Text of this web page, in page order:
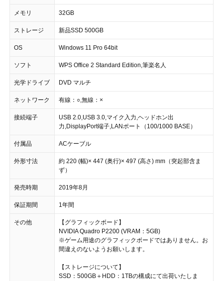
メモリ 32GB
ストレージ 新品SSD 500GB
OS Windows 11 Pro 64bit
ソフト WPS Office 2 Standard Edition,筆楽名人
光学ドライブ DVD マルチ
ネットワーク 有線：○,無線：×
接続端子
USB 2.0,USB 3.0,マイク入力,ヘッドホン出
力,DisplayPort端子,LANポート（100/1000 BASE）
付属品 ACケーブル
外形寸法
約 220 (幅)× 447 (奥行)× 497 (高さ) mm（突起部含ま
ず）
発売時期 2019年8月
保証期間 1年間
その他
【グラフィックボード】
NVIDIA Quadro P2200 (VRAM：5GB)
※ゲーム用途のグラフィックボードではありません。お
間違えのないようお願いします。
【ストレージについて】
SSD：500GB＋HDD：1TBの構成にて出荷いたしま